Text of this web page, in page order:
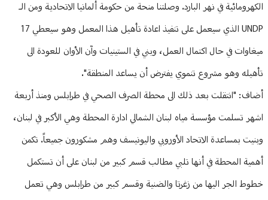
الكهرومائية في نهر البارد. وصلتنا منحة من حكومة ألمانيا الاتحادية ومن الـ
UNDP الذي سيعمل على تنفيذ اعادة تأهيل هذا المعمل وهو سيعطي 17
ميغاوات في حال اكتمال العمل، وبني في الستينيات وآن الأوان للعودة الى
تأهيله وهو مشروع تنموي يفترض أن يساعد المنطقة".
أضاف: "انتقلت بعد ذلك الى محطة الصرف الصحي في طرابلس ومنذ أربعة
اشهر تسلمت مؤسسة مياه لبنان الشمالي ادارة المحطة وهي الأكبر في لبنان،
وبنيت بمساعدة الاتحاد الأوروبي واليونيسف وهم مشكورون جميعاً. تكمن
أهمية المحطة في أنها تلبي مطالب قسم كبير من لبنان على أن تستكمل
خطوط الجر اليها من زغرتا والضنية وقسم كبير من طرابلس وهي تعمل